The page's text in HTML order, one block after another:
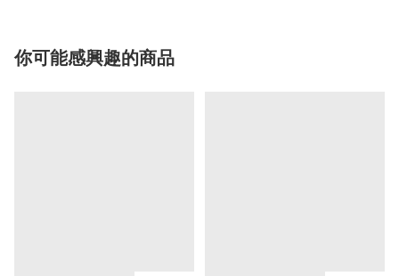
你可能感興趣的商品